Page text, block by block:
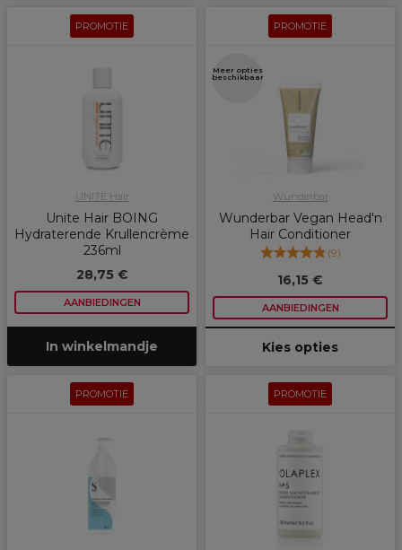
PROMOTIE
UNITE Hair
Unite Hair BOING
Hydraterende Krullencrème
236ml
28,75 €
AANBIEDINGEN
In winkelmandje
PROMOTIE
Meer opties
beschikbaar
Wunderbar
Wunderbar Vegan Head'n
Hair Conditioner
(9)
16,15 €
AANBIEDINGEN
Kies opties
PROMOTIE PROMOTIE